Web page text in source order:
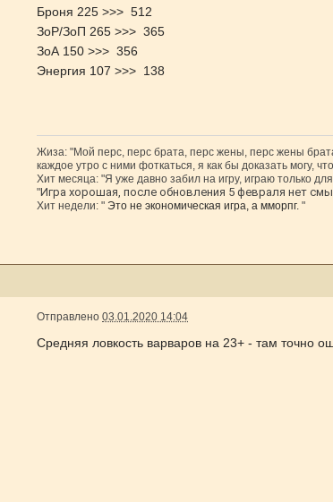
Броня 225 >>> 512
ЗоР/ЗоП 265 >>> 365
ЗоА 150 >>> 356
Энергия 107 >>> 138
Жиза: "Мой перс, перс брата, перс жены, перс жены
каждое утро с ними фоткаться, я как бы доказать могу,
Хит месяца: "Я уже давно забил на игру, играю только
"Игра хорошая, после обновления 5 февраля нет
Хит недели: " Это не экономическая игра, а мморпг."
Отправлено03.01.2020 14:04
Средняя ловкость варваров на 23+ - там точно